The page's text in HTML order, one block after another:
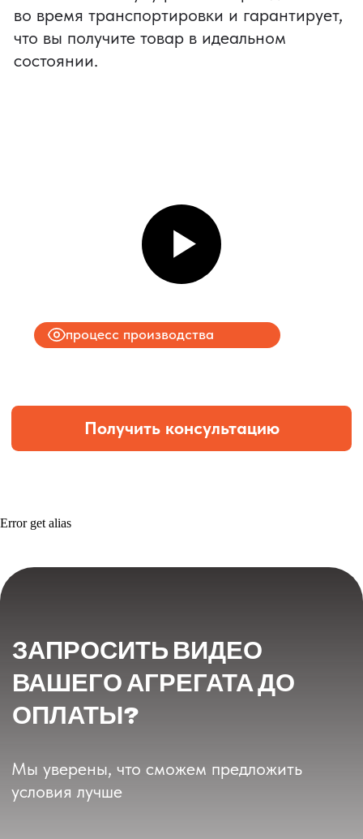
Error get alias